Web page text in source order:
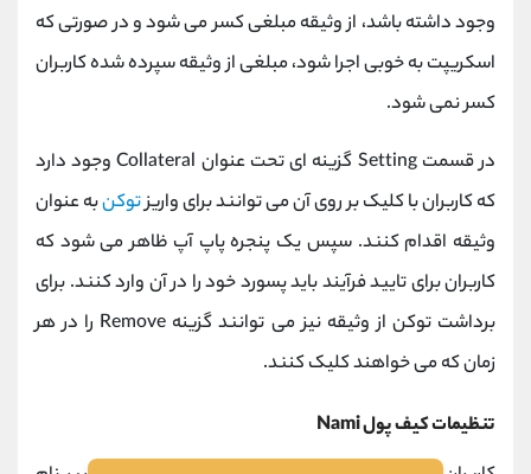
وجود داشته باشد، از وثیقه مبلغی کسر می شود و در صورتی که
اسکریپت به خوبی اجرا شود، مبلغی از وثیقه سپرده شده کاربران
کسر نمی شود.
در قسمت Setting گزینه ای تحت عنوان Collateral وجود دارد
که کاربران با کلیک بر روی آن می توانند برای واریزتوکنبه عنوان
وثیقه اقدام کنند. سپس یک پنجره پاپ آپ ظاهر می شود که
کاربران برای تایید فرآیند باید پسورد خود را در آن وارد کنند. برای
برداشت توکن از وثیقه نیز می توانند گزینه Remove را در هر
زمان که می خواهند کلیک کنند.
تنظیمات کیف پول Nami